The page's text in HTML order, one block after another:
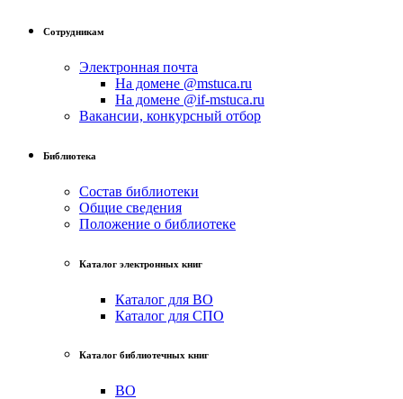
Сотрудникам
Электронная почта
На домене @mstuca.ru
На домене @if-mstuca.ru
Вакансии, конкурсный отбор
Библиотека
Состав библиотеки
Общие сведения
Положение о библиотеке
Каталог электронных книг
Каталог для ВО
Каталог для СПО
Каталог библиотечных книг
ВО